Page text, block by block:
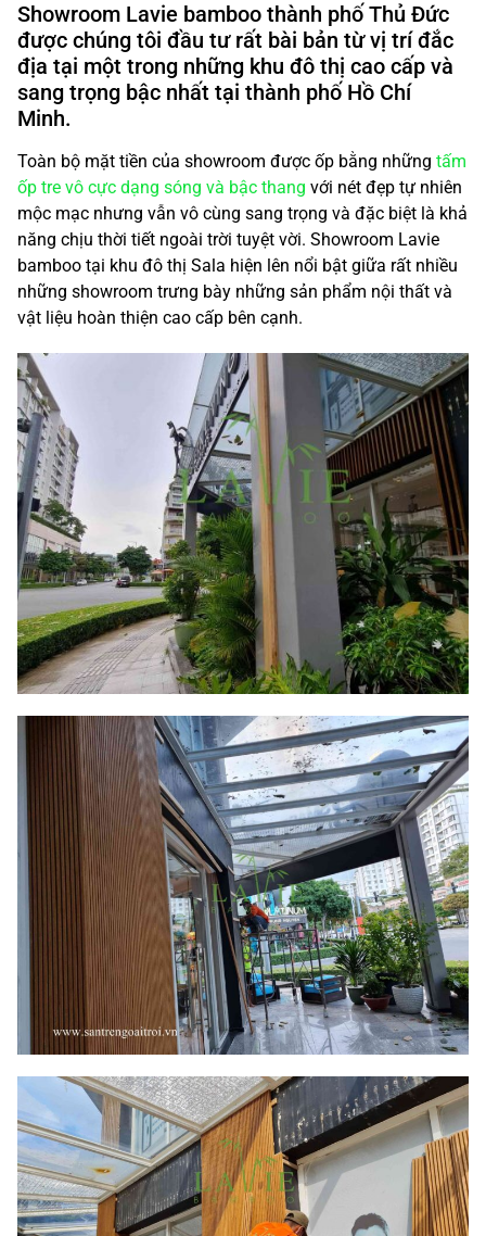
Showroom Lavie bamboo thành phố Thủ Đức
được chúng tôi đầu tư rất bài bản từ vị trí đắc
địa tại một trong những khu đô thị cao cấp và
sang trọng bậc nhất tại thành phố Hồ Chí
Minh.
Toàn bộ mặt tiền của showroom được ốp bằng những tấm
ốp tre vô cực dạng sóng và bậc thang với nét đẹp tự nhiên
mộc mạc nhưng vẫn vô cùng sang trọng và đặc biệt là khả
năng chịu thời tiết ngoài trời tuyệt vời. Showroom Lavie
bamboo tại khu đô thị Sala hiện lên nổi bật giữa rất nhiều
những showroom trưng bày những sản phẩm nội thất và
vật liệu hoàn thiện cao cấp bên cạnh.